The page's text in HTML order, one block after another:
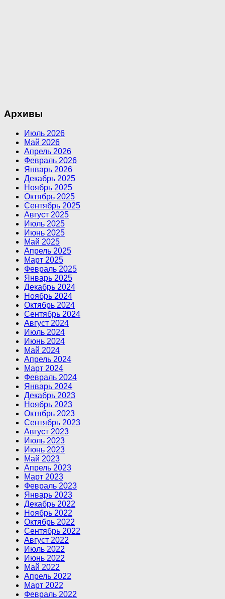
Архивы
Июль 2026
Май 2026
Апрель 2026
Февраль 2026
Январь 2026
Декабрь 2025
Ноябрь 2025
Октябрь 2025
Сентябрь 2025
Август 2025
Июль 2025
Июнь 2025
Май 2025
Апрель 2025
Март 2025
Февраль 2025
Январь 2025
Декабрь 2024
Ноябрь 2024
Октябрь 2024
Сентябрь 2024
Август 2024
Июль 2024
Июнь 2024
Май 2024
Апрель 2024
Март 2024
Февраль 2024
Январь 2024
Декабрь 2023
Ноябрь 2023
Октябрь 2023
Сентябрь 2023
Август 2023
Июль 2023
Июнь 2023
Май 2023
Апрель 2023
Март 2023
Февраль 2023
Январь 2023
Декабрь 2022
Ноябрь 2022
Октябрь 2022
Сентябрь 2022
Август 2022
Июль 2022
Июнь 2022
Май 2022
Апрель 2022
Март 2022
Февраль 2022